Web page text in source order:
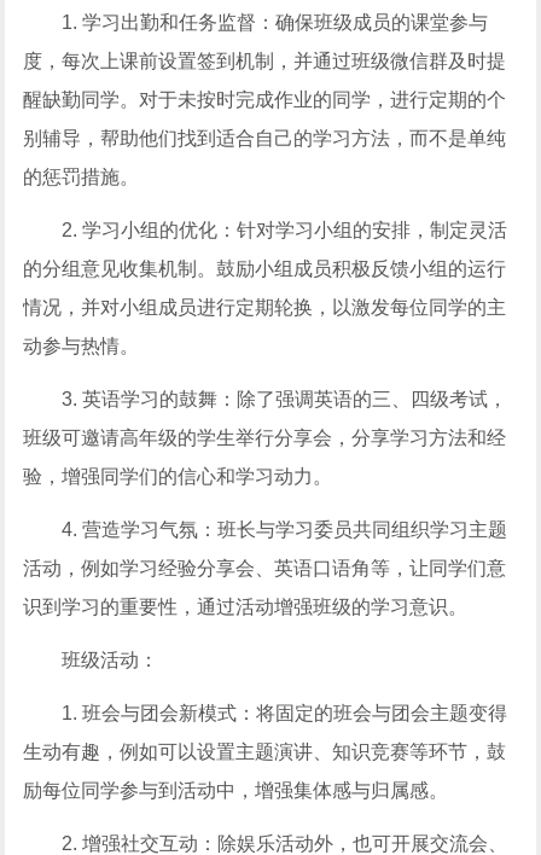
1. 学习出勤和任务监督：确保班级成员的课堂参与
度，每次上课前设置签到机制，并通过班级微信群及时提
醒缺勤同学。对于未按时完成作业的同学，进行定期的个
别辅导，帮助他们找到适合自己的学习方法，而不是单纯
的惩罚措施。
2. 学习小组的优化：针对学习小组的安排，制定灵活
的分组意见收集机制。鼓励小组成员积极反馈小组的运行
情况，并对小组成员进行定期轮换，以激发每位同学的主
动参与热情。
3. 英语学习的鼓舞：除了强调英语的三、四级考试，
班级可邀请高年级的学生举行分享会，分享学习方法和经
验，增强同学们的信心和学习动力。
4. 营造学习气氛：班长与学习委员共同组织学习主题
活动，例如学习经验分享会、英语口语角等，让同学们意
识到学习的重要性，通过活动增强班级的学习意识。
班级活动：
1. 班会与团会新模式：将固定的班会与团会主题变得
生动有趣，例如可以设置主题演讲、知识竞赛等环节，鼓
励每位同学参与到活动中，增强集体感与归属感。
2. 增强社交互动：除娱乐活动外，也可开展交流会、